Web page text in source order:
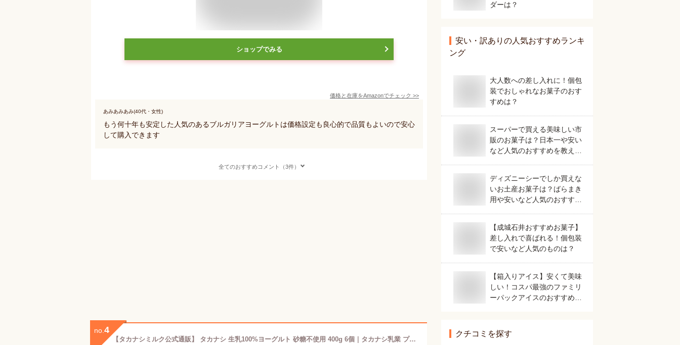
ショップでみる
価格と在庫をAmazonでチェック >>
あみあみあみ(40代・女性)
もう何十年も安定した人気のあるブルガリアヨーグルトは価格設定も良心的で品質もよいので安心
して購入できます
全てのおすすめコメント（3件）
no. 4
【タカナシミルク公式通販】 タカナシ 生乳100%ヨーグルト 砂糖不使用 400g 6個｜タカナシ乳業 プレーン ヨーグルト プレーンヨーグルト ヨーグルト セット 無糖 ヨーグルト プロバイオティクス lgg 乳酸菌 乳酸菌 デザート北海道 生乳
ダーは？
安い・訳あり の人気おすすめランキ
ング
大人数への差し入れに！個包
装でおしゃれなお菓子のおす
すめは？
スーパーで買える美味しい市
販のお菓子は？日本一や安い
など人気のおすすめを教え
ディズニーシーでしか買えな
いお土産お菓子は？ばらまき
用や安いなど人気のおすすめ
【成城石井おすすめお菓子】
差し入れで喜ばれる！個包装
で安いなど人気のものは？
【箱入りアイス】安くて美味
しい！コスパ最強のファミリ
ーパックアイスのおすすめ
クチコミを探す